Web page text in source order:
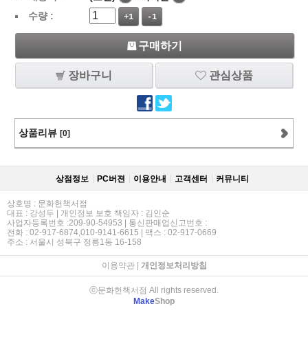
수량 :
+1 -1
구매하기
장바구니 관심상품
상품리뷰 [0]
상점정보 PC버젼 이용안내 고객센터 커뮤니티
상호명 : 문화헌책서점
대표 : 강성두 | 개인정보 보호 책임자 : 김인순
사업자등록번호 :209-90-54953 | 통신판매업신고번호 :
전화 : 02-917-6874,010-9141-6615 | 팩스 : 02-917-0669
주소 : 서울시 성북구 정릉1동 16-158
이용약관| 개인정보처리방침
ⓒ문화헌책서점 All rights reserved.
MakeShop